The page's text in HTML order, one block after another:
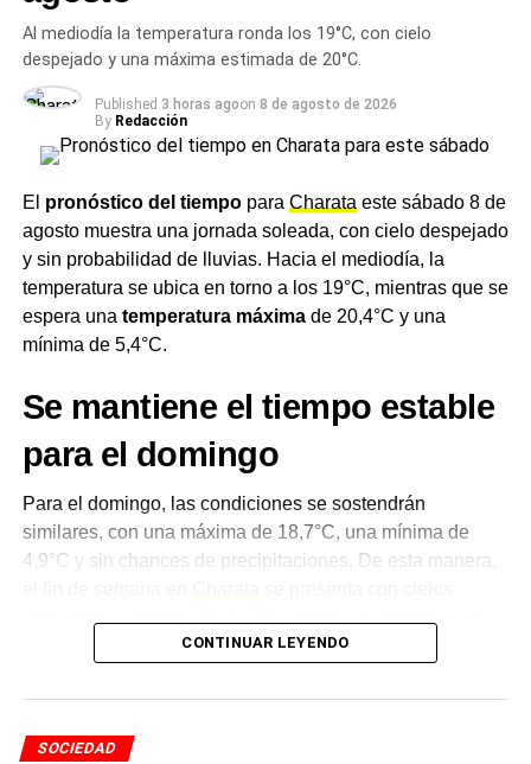
TEMAS RELACIONADOS
AGENCIA 124/30
GANADOR CHARATA
LOTERÍA CHAQUEÑA
PREMIO QUINIELA
QUINIELA POCEADA CHAQUEÑA
QUINIELA POCEADA CHAQUEÑA HOY
ACTUALIDAD
El Municipio de Charata habilitó la poda del 27 al
31 de mayo en ocho barrios: la recolección de
ramas será del 1 al 5 de junio
NOTICIAS
SECHEEP realiza trabajos de mantenimiento este
miércoles en Charata y otras ocho localidades
del Chaco: horarios y zonas afectadas
Al mediodía la temperatura ronda los 19°C, con cielo
despejado y una máxima estimada de 20°C.
Published 3 horas agoon 8 de agosto de 2026
By Redacción
El pronóstico del tiempopara Charata este sábado 8 de
agosto muestra una jornada soleada, con cielo despejado
y sin probabilidad de lluvias. Hacia el mediodía, la
temperatura se ubica en torno a los 19°C, mientras que se
espera una temperatura máximade 20,4°C y una
mínima de 5,4°C.
Se mantiene el tiempo estable
para el domingo
Para el domingo, las condiciones se sostendrán
similares, con una máxima de 18,7°C, una mínima de
4,9°C y sin chances de precipitaciones. De esta manera,
del mediodía, aunque con marcas bajas hacia la
Un nuevo descenso térmico
CONTINUAR LEYENDO
SOCIEDAD